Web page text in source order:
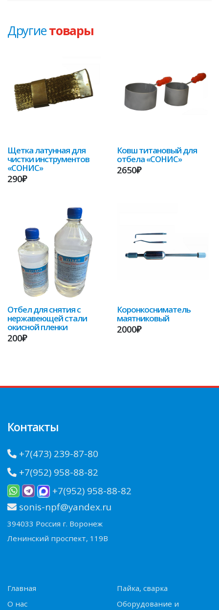
Другиетовары
Щетка латунная для
чистки инструментов
«СОНИС»
290₽
Ковш титановый для
отбела «СОНИС»
2650₽
Отбел для снятия с
нержавеющей стали
окисной пленки
200₽
Коронкосниматель
маятниковый
2000₽
Контакты
+7(473) 239-87-80
+7(952) 958-88-82
+7(952) 958-88-82
sonis-npf@yandex.ru
394033 Россия г. Воронеж
Ленинский проспект, 119В
Главная
О нас
Пайка, сварка
Оборудование и